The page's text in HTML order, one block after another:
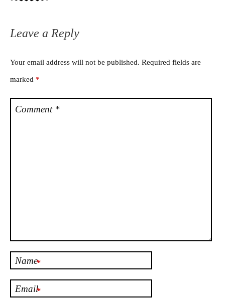
Leave a Reply
Your email address will not be published. Required fields are
marked *
Comment *
Name*
Email*